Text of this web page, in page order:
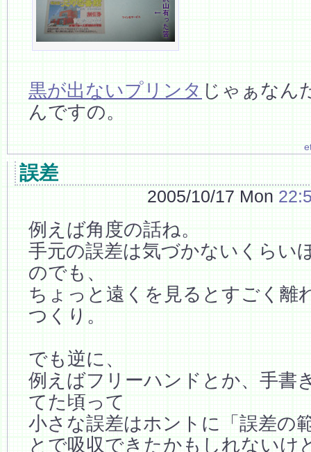
黒が出ないプリンタ じゃぁなん
んですの。
誤差
2005/10/17 Mon
例えば角度の話ね。
手元の誤差は気づかないくらい
のでも、
ちょっと遠くを見るとすごく離
つくり。
でも逆に、
例えばフリーハンドとか、手書
てた頃って
小さな誤差はホントに「誤差の
とで吸収できたかもしれないけ